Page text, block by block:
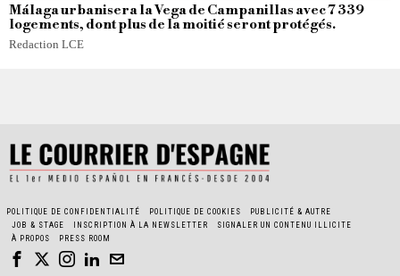
Málaga urbanisera la Vega de Campanillas avec 7 339
logements, dont plus de la moitié seront protégés.
Redaction LCE
POLITIQUE DE CONFIDENTIALITÉ POLITIQUE DE COOKIES
PUBLICITÉ & AUTRE
JOB & STAGE
INSCRIPTION À LA NEWSLETTER
SIGNALER UN CONTENU ILLICITE
À PROPOS
PRESS ROOM